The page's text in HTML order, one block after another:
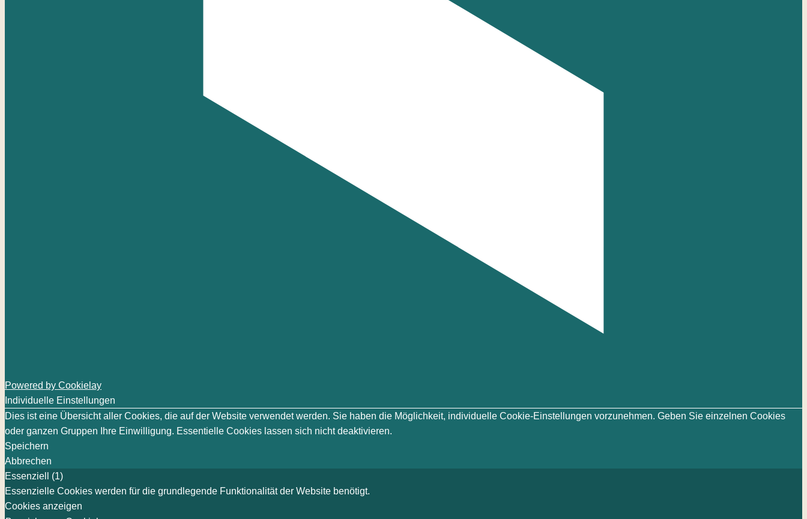
Powered by Cookielay
Individuelle Einstellungen
Dies ist eine Übersicht aller Cookies, die auf der Website verwendet werden. Sie haben die Möglichkeit, individuelle Cookie-Einstellungen vorzunehmen. Geben Sie einzelnen Cookies
oder ganzen Gruppen Ihre Einwilligung. Essentielle Cookies lassen sich nicht deaktivieren.
Speichern
Abbrechen
Essenziell (1)
Essenzielle Cookies werden für die grundlegende Funktionalität der Website benötigt.
Cookies anzeigen